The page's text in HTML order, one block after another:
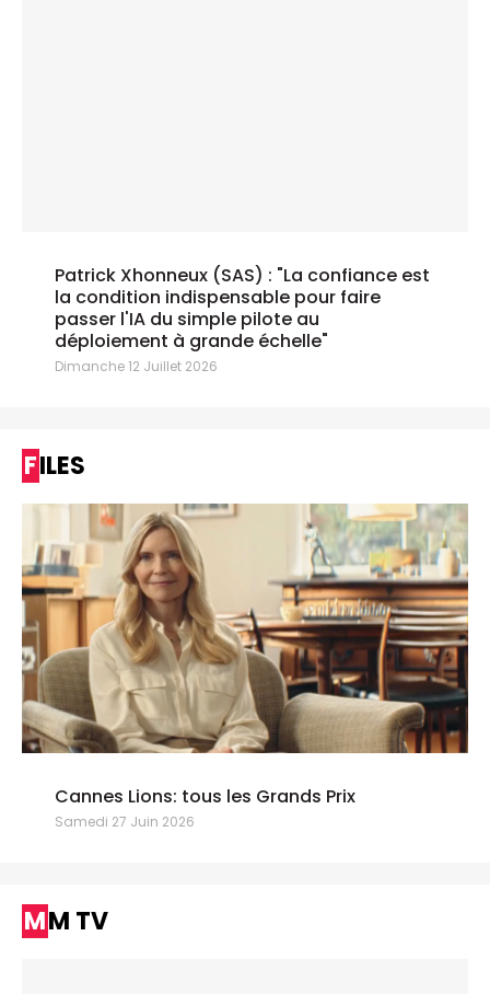
Patrick Xhonneux (SAS) : "La confiance est
la condition indispensable pour faire
passer l'IA du simple pilote au
déploiement à grande échelle"
Dimanche 12 Juillet 2026
FILES
Cannes Lions: tous les Grands Prix
Samedi 27 Juin 2026
MM TV